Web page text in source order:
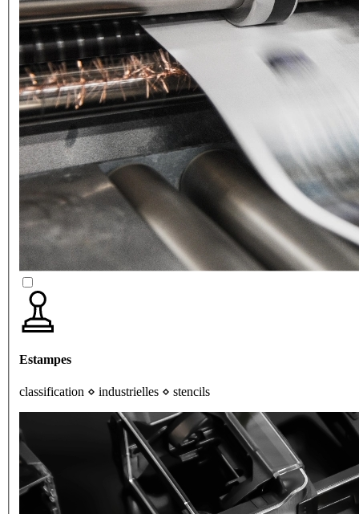
Estampes
classification ⋄ industrielles ⋄ stencils